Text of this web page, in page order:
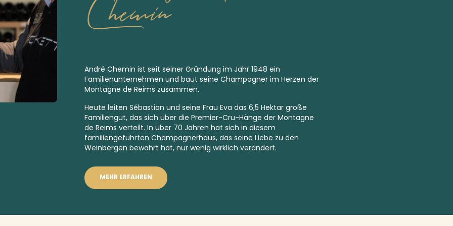
Chemin
André Chemin ist seit seiner Gründung im Jahr 1948 ein
Familienunternehmen und baut seine Champagner im Herzen der
Montagne de Reims zusammen.
Heute leiten Sébastian und seine Frau Eva das 6,5 Hektar große
Familiengut, das sich über die Premier-Cru-Hänge der Montagne
de Reims verteilt. In über 70 Jahren hat sich in diesem
familiengeführten Champagnerhaus, das seine Liebe zu den
Weinbergen bewahrt hat, nur wenig wirklich verändert.
MEHR ERFAHREN